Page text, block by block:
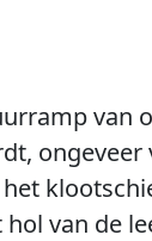
van
van de